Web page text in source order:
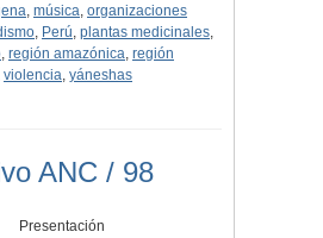
, música, organizaciones
, Perú, plantas medicinales,
, región amazónica, región
violencia, yáneshas
ANC / 98
Presentación